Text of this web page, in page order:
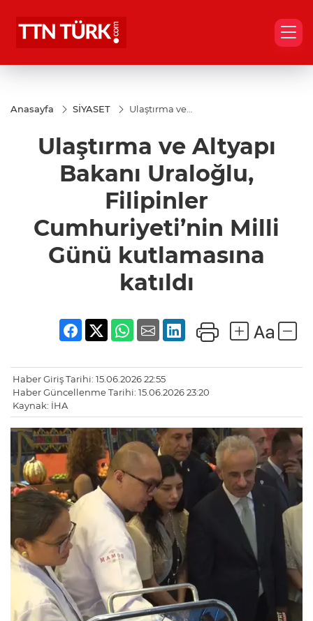
Anasayfa SİYASET
Ulaştırma ve
Filipinler
Cumhuriyeti’nin
Milli Günü
kutlamasına
Ulaştırma ve Altyapı
Bakanı Uraloğlu,
Filipinler
Cumhuriyeti’nin Milli
Günü kutlamasına
katıldı
Haber Giriş Tarihi: 15.06.2026 22:55
Haber Güncellenme Tarihi: 15.06.2026 23:20
Kaynak: İHA